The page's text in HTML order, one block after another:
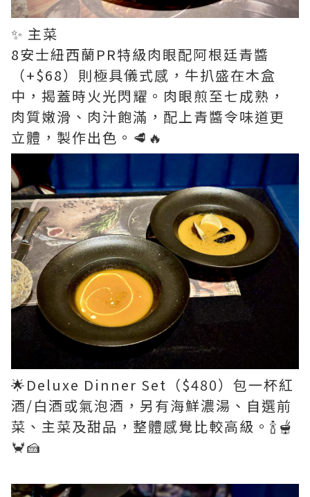
✨ 主菜
8安士紐西蘭PR特級肉眼配阿根廷青醬
（+$68）則極具儀式感，牛扒盛在木盒
中，揭蓋時火光閃耀。肉眼煎至七成熟，
肉質嫩滑、肉汁飽滿，配上青醬令味道更
立體，製作出色。🥩🔥
🌟Deluxe Dinner Set（$480）包一杯紅
酒/白酒或氣泡酒，另有海鮮濃湯、自選前
菜、主菜及甜品，整體感覺比較高級。🍾🫕
🦀🍰